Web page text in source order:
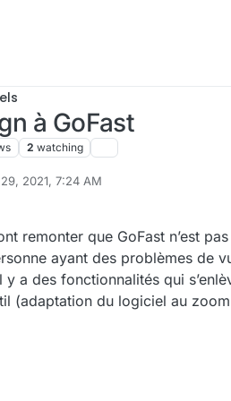
à GoFast
2 watching
2021, 7:24 AM
remonter que GoFast n’est
ayant des problèmes de
a des fonctionnalités qui
(adaptation du logiciel au